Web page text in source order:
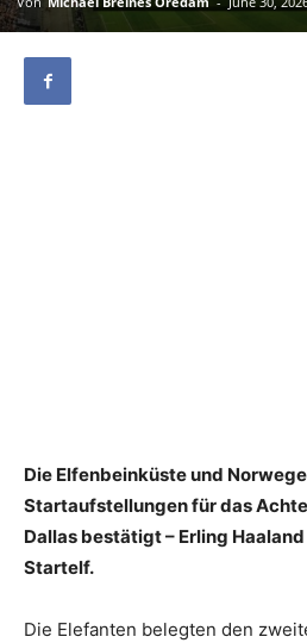
Die Elfenbeinküste und
Startaufstellungen für das
Dallas bestätigt – Erling
Startelf.
Die Elefanten belegten den